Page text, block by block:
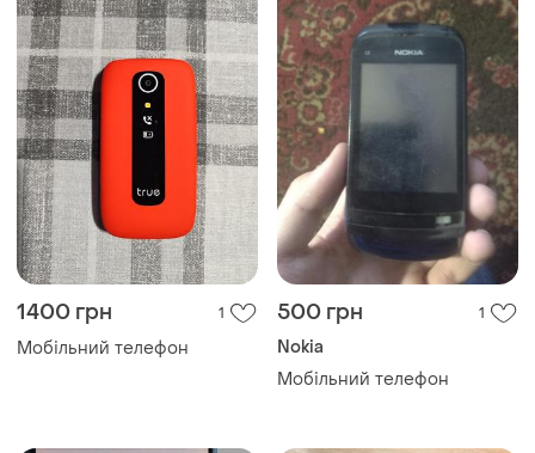
1400 грн 1
Мобільний телефон
500 грн 1
Nokia
Мобільний телефон